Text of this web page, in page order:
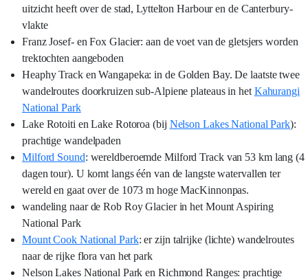
uitzicht heeft over de stad, Lyttelton Harbour en de Canterbury-
vlakte
Franz Josef- en Fox Glacier: aan de voet van de gletsjers worden
trektochten aangeboden
Heaphy Track en Wangapeka: in de Golden Bay. De laatste twee
wandelroutes doorkruizen sub-Alpiene plateaus in het Kahurangi
National Park
Lake Rotoiti en Lake Rotoroa (bij Nelson Lakes National Park):
prachtige wandelpaden
Milford Sound: wereldberoemde Milford Track van 53 km lang (4
dagen tour). U komt langs één van de langste watervallen ter
wereld en gaat over de 1073 m hoge MacKinnonpas.
wandeling naar de Rob Roy Glacier in het Mount Aspiring
National Park
Mount Cook National Park: er zijn talrijke (lichte) wandelroutes
naar de rijke flora van het park
Nelson Lakes National Park en Richmond Ranges: prachtige